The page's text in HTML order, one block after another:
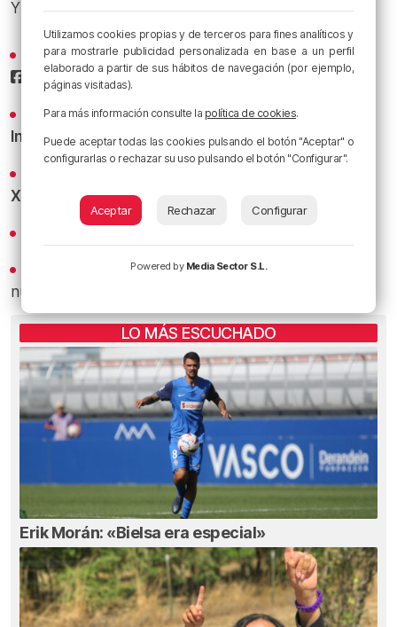
Y sigue aRadio Popularen las redes sociales:
Sigue todas las noticias de Bilbao y Bizkaia en nuestro
Facebook
Conoce la radio desde dentro en nuestro
Instagram
X
Recibe las actualizaciones de nuestra programación y
nuestras noticias en nuestro
LO MÁS ESCUCHADO
Erik Morán: «Bielsa era especial»
Utilizamos cookies propias y de terceros para fines analíticos y
para mostrarle publicidad personalizada en base a un perfil
elaborado a partir de sus hábitos de navegación (por ejemplo,
páginas visitadas).
Para más información consulte la política de cookies.
Puede aceptar todas las cookies pulsando el botón "Aceptar" o
configurarlas o rechazar su uso pulsando el botón "Configurar".
Aceptar Rechazar Configurar
Powered by Media Sector S.L.